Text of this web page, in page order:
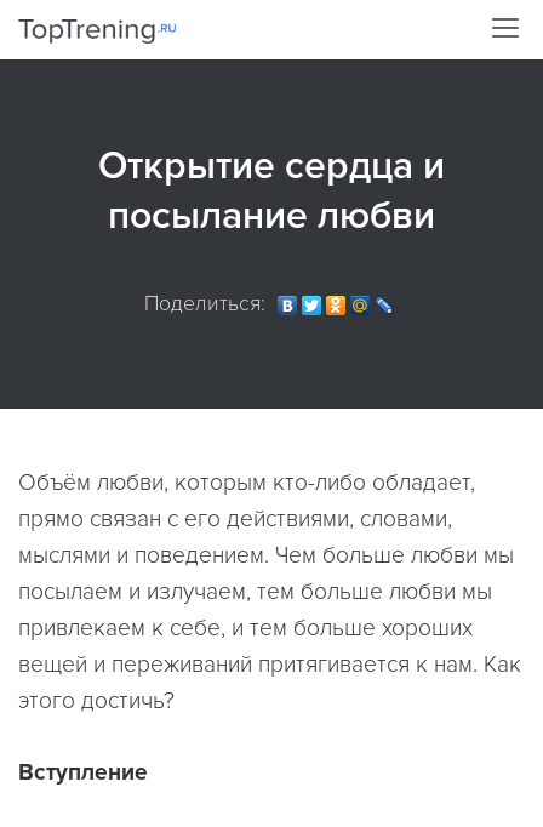
Oткрытие сердцa и
посылание любви
Поделиться:
Объём любви, которым кто-либо обладает,
прямо связан с его действиями, словами,
мыслями и поведением. Чем больше любви мы
посылаем и излучаем, тем больше любви мы
привлекаем к себе, и тем больше хороших
вещей и переживаний притягивается к нам. Как
этого достичь?
Вступление